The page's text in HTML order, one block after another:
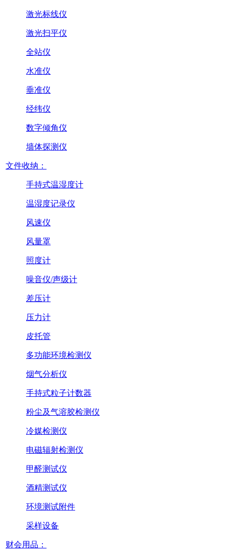
激光标线仪
激光扫平仪
全站仪
水准仪
垂准仪
经纬仪
数字倾角仪
墙体探测仪
文件收纳：
手持式温湿度计
温湿度记录仪
风速仪
风量罩
照度计
噪音仪/声级计
差压计
压力计
皮托管
多功能环境检测仪
烟气分析仪
手持式粒子计数器
粉尘及气溶胶检测仪
冷媒检测仪
电磁辐射检测仪
甲醛测试仪
酒精测试仪
环境测试附件
采样设备
财会用品：